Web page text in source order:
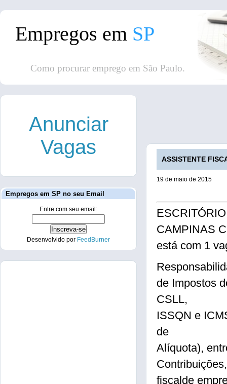
Empregos em SP
Como procurar emprego em São Paulo.
ASSISTENTE
19 de maio de 2015
CAMPINAS
está com 1
de Impostos
CSLL,
ISSQN e
de
Alíquota),
fiscalde
Anunciar
Vagas
Empregos em SP no seu Email
Entre com seu email:
Desenvolvido por FeedBurner